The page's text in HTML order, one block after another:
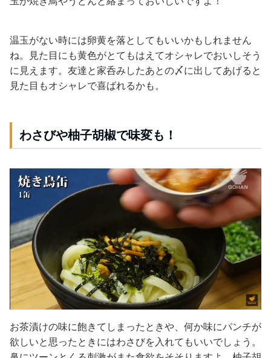
温玉がない時には卵黄を落としてもいいかもしれません
ね。
見た目にも黄色がとてもはえてオシャレでおいしそう
に見えます。 友達と家呑みしたあとの〆に出してあげると
見た目もオシャレで喜ばれるかも。
わさびや柚子胡椒で味変も！
お茶漬けの味に飽きてしまったときや、何か味にパンチが
欲しいと思ったときにはわさびを入れてもいいでしょう。